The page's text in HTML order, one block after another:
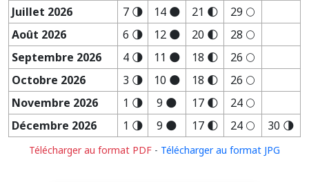
Juillet 2026
7 🌗 14 🌑 21 🌓
29 🌕
Août 2026
6 🌗 12 🌑 20 🌓
28 🌕
Septembre 2026
4 🌗 11 🌑 18 🌓
26 🌕
Octobre 2026
3 🌗 10 🌑 18 🌓
26 🌕
Novembre 2026
1 🌗 9 🌑 17 🌓
24 🌕
Décembre 2026
1 🌗 9 🌑 17 🌓 24 🌕 30 🌗
Télécharger au format PDF - Télécharger au format JPG